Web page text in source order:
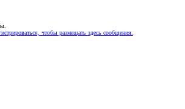
чтобы размещать здесь сообщения.